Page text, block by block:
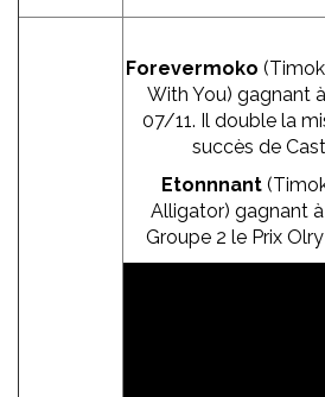
Forevermoko
With You) gagnant
07/11. Il double la
succès de
Etonnnant
Alligator) gagnant
Groupe 2 le Prix